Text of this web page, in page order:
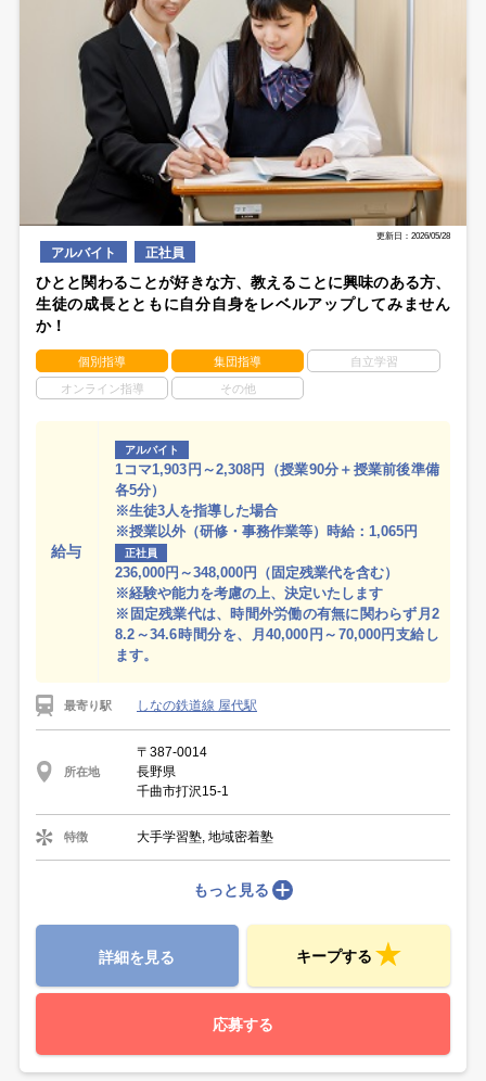
更新日：2026/05/28
アルバイト 正社員
ひとと関わることが好きな方、教えることに興味のある方、
生徒の成長とともに自分自身をレベルアップしてみません
か！
個別指導 集団指導 自立学習
オンライン指導 その他
給与
アルバイト
1コマ1,903円～2,308円（授業90分＋授業前後準備
各5分）
※生徒3人を指導した場合
※授業以外（研修・事務作業等）時給：1,065円
正社員
236,000円～348,000円（固定残業代を含む）
※経験や能力を考慮の上、決定いたします
※固定残業代は、時間外労働の有無に関わらず月2
8.2～34.6時間分を、月40,000円～70,000円支給し
ます。
最寄り駅 しなの鉄道線 屋代駅
所在地
〒387-0014
長野県
千曲市打沢15-1
特徴 大手学習塾, 地域密着塾
もっと見る
詳細を見る キープする
応募する